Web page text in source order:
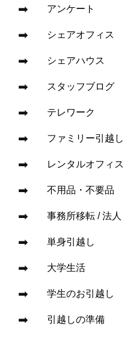
アンケート
シェアオフィス
シェアハウス
スタッフブログ
テレワーク
ファミリー引越し
レンタルオフィス
不用品・不要品
事務所移転 / 法人
単身引越し
大学生活
学生のお引越し
引越しの準備